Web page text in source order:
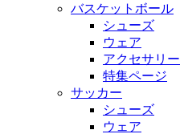
バスケットボール
シューズ
ウェア
アクセサリー
特集ページ
サッカー
シューズ
ウェア